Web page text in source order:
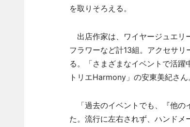
を取りそろえる。
出店作家は、ワイヤージュエリ
フラワーなど計13組。アクセサ
る。「さまざまなイベントで活
トリエHarmony」の安東美紀さん
「過去のイベントでも、『他の
た。流行に左右されず、ハンド